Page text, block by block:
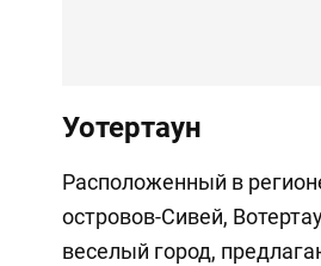
Уотертаун
Расположенный в
островов-Сивей,
веселый город,